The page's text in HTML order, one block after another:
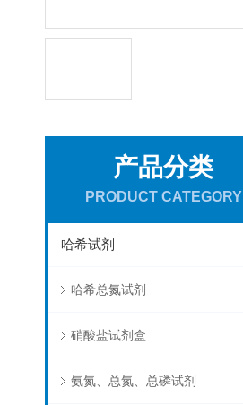
产品分类
PRODUCT CATEGORY
哈希试剂
哈希总氮试剂
硝酸盐试剂盒
氨氮、总氮、总磷试剂